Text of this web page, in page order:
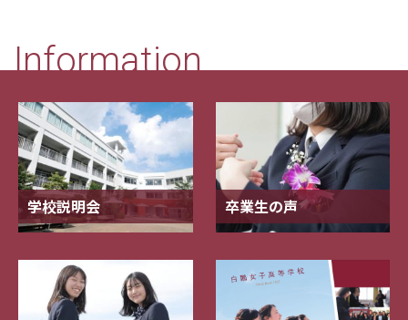
Information
学校説明会 卒業生の声